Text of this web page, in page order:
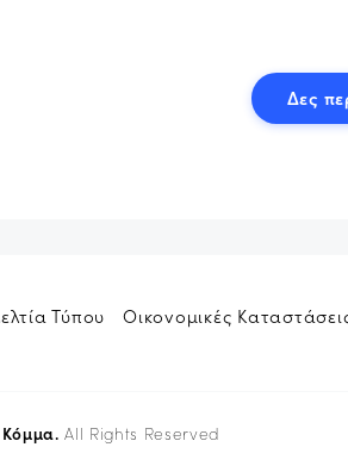
Δες
Τύπου Οικονομικές
All Rights Reserved